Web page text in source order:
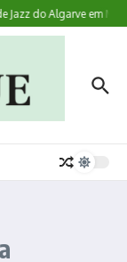
do Algarve em